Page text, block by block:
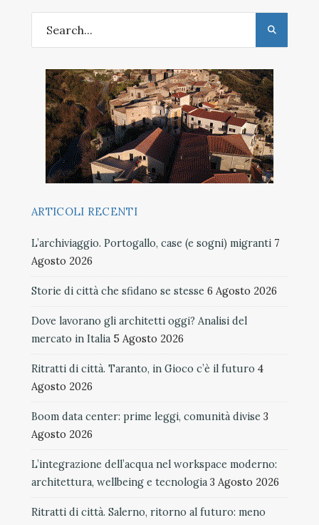
ARTICOLI RECENTI
L’archiviaggio. Portogallo, case (e sogni) migranti 7
Agosto 2026
Storie di città che sfidano se stesse 6 Agosto 2026
Dove lavorano gli architetti oggi? Analisi del
mercato in Italia 5 Agosto 2026
Ritratti di città. Taranto, in Gioco c’è il futuro 4
Agosto 2026
Boom data center: prime leggi, comunità divise 3
Agosto 2026
L’integrazione dell’acqua nel workspace moderno:
architettura, wellbeing e tecnologia 3 Agosto 2026
Ritratti di città. Salerno, ritorno al futuro: meno